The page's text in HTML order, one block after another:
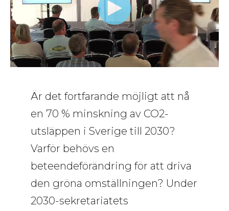
Är det fortfarande möjligt att nå
en 70 % minskning av CO2-
utsläppen i Sverige till 2030?
Varför behövs en
beteendeförändring för att driva
den gröna omställningen? Under
2030-sekretariatets